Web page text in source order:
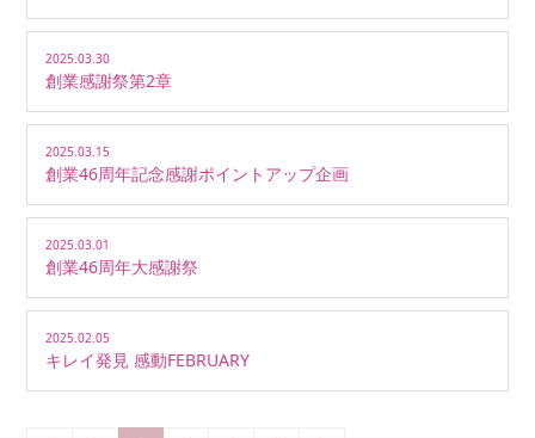
2025.03.30
創業感謝祭第2章
2025.03.15
創業46周年記念感謝ポイントアップ企画
2025.03.01
創業46周年大感謝祭
2025.02.05
キレイ発見 感動FEBRUARY